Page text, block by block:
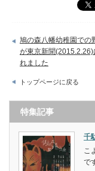
鳩の森八幡幼稚園での
が東京新聞(2015.2.26)
れました
トップページに戻る
特集記事
千
こ
で